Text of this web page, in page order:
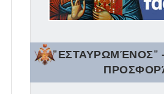
"ΕΣΤΑΥΡΩΜΈΝΟΣ" -